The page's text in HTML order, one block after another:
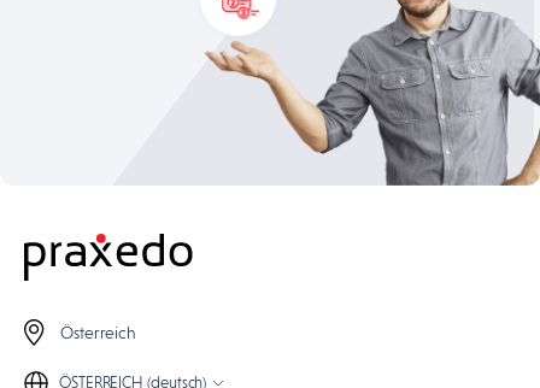
Österreich
ÖSTERREICH (deutsch)